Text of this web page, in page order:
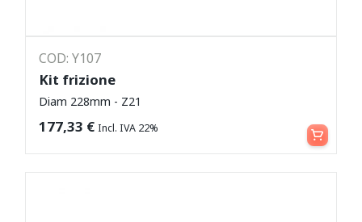
COD: Y107
Kit frizione
Diam 228mm - Z21
177,33 € Incl. IVA 22% Leggi tutto